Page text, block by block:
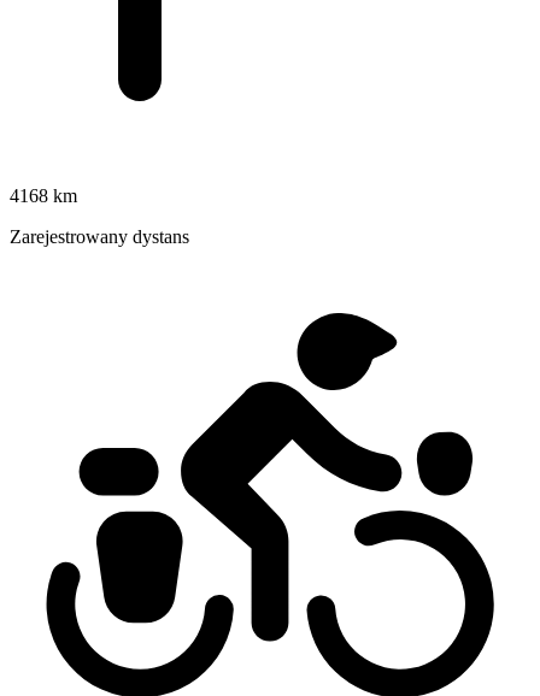
4168 km
Zarejestrowany dystans